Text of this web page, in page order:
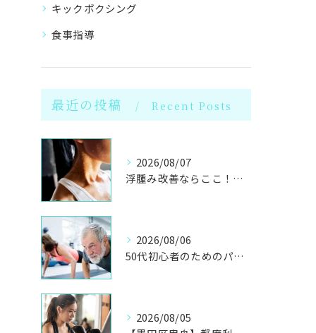
キックボクシング
食事指導
最近の投稿 Recent Posts
2026/08/07
浮腫み改善ならここ！岩盤浴併設のパーソナル
2026/08/06
50代初心者のためのパーソナルジムで健康体へ
2026/08/05